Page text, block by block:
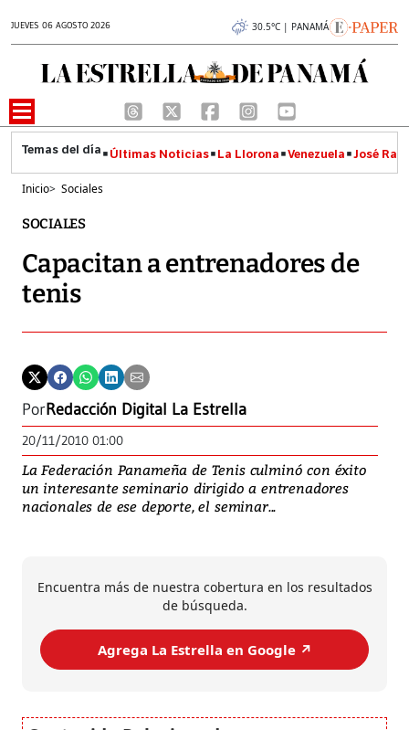
JUEVES 06 AGOSTO 2026 30.5°C | PANAMÁ
Últimas Noticias La Llorona Venezuela José
Inicio> Sociales
SOCIALES
Capacitan a entrenadores de
tenis
PorRedacción Digital La Estrella
20/11/2010 01:00
La Federación Panameña de Tenis culminó con éxito
un interesante seminario dirigido a entrenadores
nacionales de ese deporte, el seminar...
Encuentra más de nuestra cobertura en los resultados
de búsqueda.
Agrega La Estrella en Google ↗️